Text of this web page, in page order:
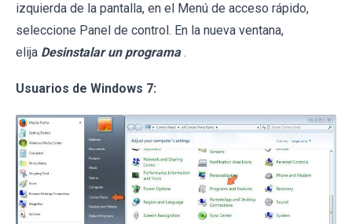
izquierda de la pantalla, en el Menú de acceso rápido,
seleccione Panel de control. En la nueva ventana,
elija Desinstalar un programa .
Usuarios de Windows 7: